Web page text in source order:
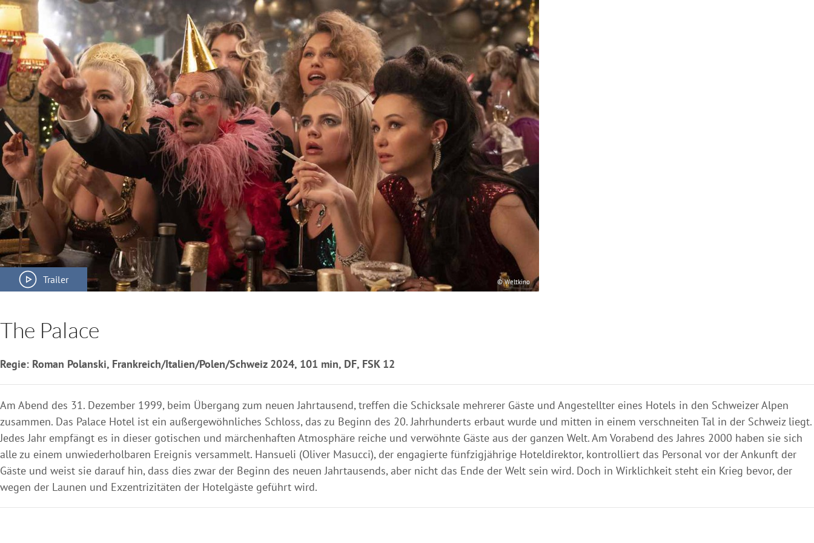
Trailer © Weltkino
The Palace
Regie: Roman Polanski, Frankreich/Italien/Polen/Schweiz 2024, 101 min, DF, FSK 12
Am Abend des 31. Dezember 1999, beim Übergang zum neuen Jahrtausend, treffen die Schicksale mehrerer Gäste und Angestellter eines Hotels in den Schweizer Alpen
zusammen. Das Palace Hotel ist ein außergewöhnliches Schloss, das zu Beginn des 20. Jahrhunderts erbaut wurde und mitten in einem verschneiten Tal in der Schweiz liegt.
Jedes Jahr empfängt es in dieser gotischen und märchenhaften Atmosphäre reiche und verwöhnte Gäste aus der ganzen Welt. Am Vorabend des Jahres 2000 haben sie sich
alle zu einem unwiederholbaren Ereignis versammelt. Hansueli (Oliver Masucci), der engagierte fünfzigjährige Hoteldirektor, kontrolliert das Personal vor der Ankunft der
Gäste und weist sie darauf hin, dass dies zwar der Beginn des neuen Jahrtausends, aber nicht das Ende der Welt sein wird. Doch in Wirklichkeit steht ein Krieg bevor, der
wegen der Launen und Exzentrizitäten der Hotelgäste geführt wird.